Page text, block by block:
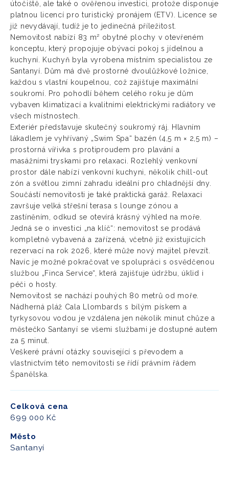
útočiště, ale také o ověřenou investici, protože disponuje
platnou licencí pro turistický pronájem (ETV). Licence se
již nevydávají, tudíž je to jedinečná příležitost.
Nemovitost nabízí 83 m² obytné plochy v otevřeném
konceptu, který propojuje obývací pokoj s jídelnou a
kuchyní. Kuchyň byla vyrobena místním specialistou ze
Santanyí. Dům má dvě prostorné dvoulůžkové ložnice,
každou s vlastní koupelnou, což zajišťuje maximální
soukromí. Pro pohodlí během celého roku je dům
vybaven klimatizací a kvalitními elektrickými radiátory ve
všech místnostech.
Exteriér představuje skutečný soukromý ráj. Hlavním
lákadlem je vyhřívaný „Swim Spa“ bazén (4,5 m × 2,5 m) –
prostorná vířivka s protiproudem pro plavání a
masážními tryskami pro relaxaci. Rozlehlý venkovní
prostor dále nabízí venkovní kuchyni, několik chill-out
zón a světlou zimní zahradu ideální pro chladnější dny.
Součástí nemovitosti je také praktická garáž. Relaxaci
završuje velká střešní terasa s lounge zónou a
zastíněním, odkud se otevírá krásný výhled na moře.
Jedná se o investici „na klíč“: nemovitost se prodává
kompletně vybavená a zařízená, včetně již existujících
rezervací na rok 2026, které může nový majitel převzít.
Navíc je možné pokračovat ve spolupráci s osvědčenou
službou „Finca Service“, která zajišťuje údržbu, úklid i
péči o hosty.
Nemovitost se nachází pouhých 80 metrů od moře.
Nádherná pláž Cala Llombards s bílým pískem a
tyrkysovou vodou je vzdálena jen několik minut chůze a
městečko Santanyí se všemi službami je dostupné autem
za 5 minut.
Veškeré právní otázky související s převodem a
vlastnictvím této nemovitosti se řídí právním řádem
Španělska.
Celková cena
699 000 Kč
Město
Santanyí